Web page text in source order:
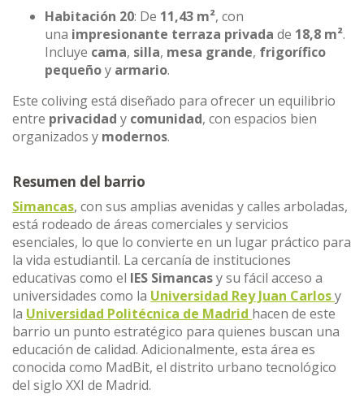
Habitación 20: De 11,43 m², con
una impresionante terraza privada de 18,8 m².
Incluye cama, silla, mesa grande, frigorífico
pequeñoy armario.
Este coliving está diseñado para ofrecer un equilibrio
entre privacidad y comunidad, con espacios bien
organizados y modernos.
Resumen del barrio
Simancas, con sus amplias avenidas y calles arboladas,
está rodeado de áreas comerciales y servicios
esenciales, lo que lo convierte en un lugar práctico para
la vida estudiantil. La cercanía de instituciones
educativas como el IES Simancasy su fácil acceso a
universidades como la Universidad Rey Juan Carlosy
la Universidad Politécnica de Madrid hacen de este
barrio un punto estratégico para quienes buscan una
educación de calidad. Adicionalmente, esta área es
conocida como MadBit, el distrito urbano tecnológico
del siglo XXI de Madrid.